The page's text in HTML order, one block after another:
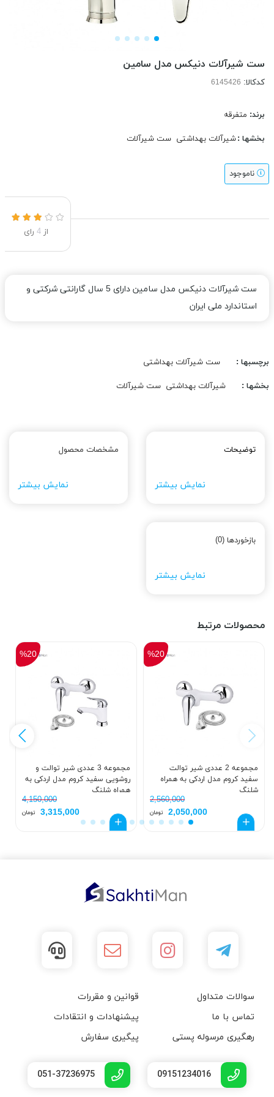
ست شیرآلات دنیکس مدل سامین
کدکالا:
برند: متفرقه
بخشها :شیرآلات بهداشتی ست شیرآلات
ناموجود
از 4 رای
ست شیرآلات دنیکس مدل سامین دارای 5 سال گارانتی شرکتی و
استاندارد ملی ایران
برچسبها : ست شیرآلات بهداشتی
بخشها : شیرآلات بهداشتی ست شیرآلات
توضیحات
نمایش بیشتر
مشخصات محصول
نمایش بیشتر
بازخوردها (0)
نمایش بیشتر
محصولات مرتبط
مجموعه 2 عددی شیر توالت
سفید کروم مدل اردکی به همراه
شلنگ
2,560,000
%20
2,050,000 تومان
مجموعه 3 عددی شیر توالت و
روشویی سفید کروم مدل اردکی به
همراه شلنگ
4,150,000
%20
3,315,000 تومان
سوالات متداول
قوانین و مقررات
تماس با ما
پیشنهادات و انتقادات
رهگیری مرسوله پستی
پیگیری سفارش
09151234016
051-37236975